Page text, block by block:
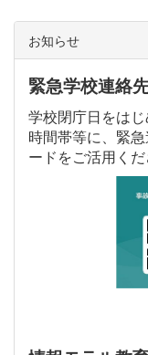
お知らせ
緊急学校連絡
学校閉庁日をは
時間帯等に、緊
ードをご活用くだ